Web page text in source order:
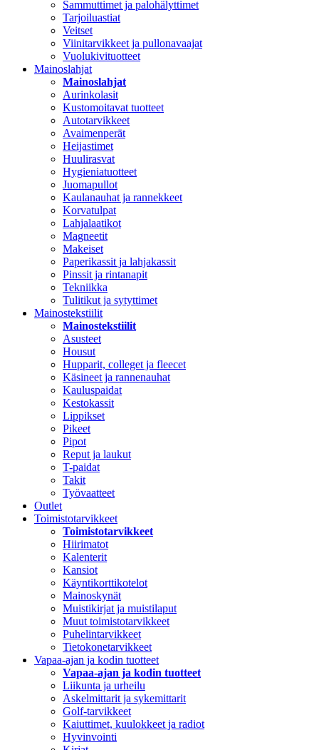
Sammuttimet ja palohälyttimet
Tarjoiluastiat
Veitset
Viinitarvikkeet ja pullonavaajat
Vuolukivituotteet
Mainoslahjat
Mainoslahjat
Aurinkolasit
Kustomoitavat tuotteet
Autotarvikkeet
Avaimenperät
Heijastimet
Huulirasvat
Hygieniatuotteet
Juomapullot
Kaulanauhat ja rannekkeet
Korvatulpat
Lahjalaatikot
Magneetit
Makeiset
Paperikassit ja lahjakassit
Pinssit ja rintanapit
Tekniikka
Tulitikut ja sytyttimet
Mainostekstiilit
Mainostekstiilit
Asusteet
Housut
Hupparit, colleget ja fleecet
Käsineet ja rannenauhat
Kauluspaidat
Kestokassit
Lippikset
Pikeet
Pipot
Reput ja laukut
T-paidat
Takit
Työvaatteet
Outlet
Toimistotarvikkeet
Toimistotarvikkeet
Hiirimatot
Kalenterit
Kansiot
Käyntikorttikotelot
Mainoskynät
Muistikirjat ja muistilaput
Muut toimistotarvikkeet
Puhelintarvikkeet
Tietokonetarvikkeet
Vapaa-ajan ja kodin tuotteet
Vapaa-ajan ja kodin tuotteet
Liikunta ja urheilu
Askelmittarit ja sykemittarit
Golf-tarvikkeet
Kaiuttimet, kuulokkeet ja radiot
Hyvinvointi